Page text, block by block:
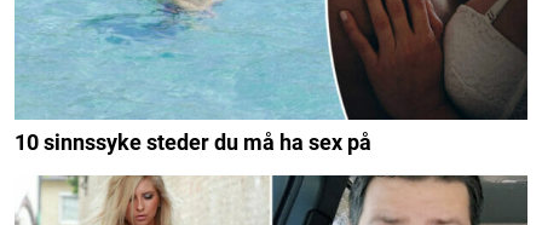
10 sinnssyke steder du må ha sex på